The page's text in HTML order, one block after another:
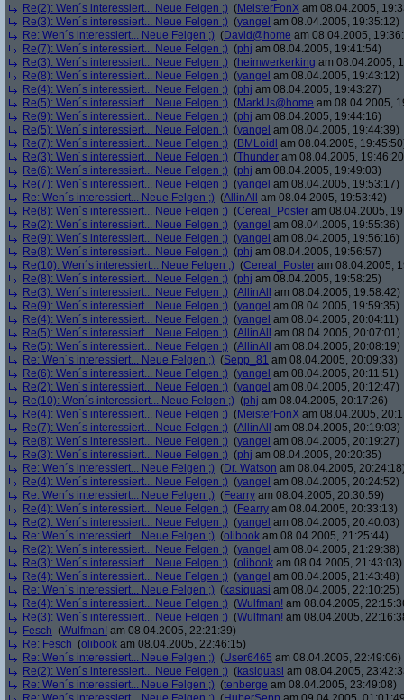
Re(2): Wen´s interessiert... Neue Felgen ;) (MeisterFonX am 08.04.2005,
Re(3): Wen´s interessiert... Neue Felgen ;) (yangel am 08.04.2005, 19:35:12)
Re: Wen´s interessiert... Neue Felgen ;) (David@home am 08.04.2005,
Re(7): Wen´s interessiert... Neue Felgen ;) (phj am 08.04.2005, 19:41:54)
Re(3): Wen´s interessiert... Neue Felgen ;) (heimwerkerking am 08.04.2005,
Re(8): Wen´s interessiert... Neue Felgen ;) (yangel am 08.04.2005, 19:43:12)
Re(4): Wen´s interessiert... Neue Felgen ;) (phj am 08.04.2005, 19:43:27)
Re(5): Wen´s interessiert... Neue Felgen ;) (MarkUs@home am 08.04.2005,
Re(9): Wen´s interessiert... Neue Felgen ;) (phj am 08.04.2005, 19:44:16)
Re(5): Wen´s interessiert... Neue Felgen ;) (yangel am 08.04.2005, 19:44:39)
Re(7): Wen´s interessiert... Neue Felgen ;) (BMLoidl am 08.04.2005,
Re(3): Wen´s interessiert... Neue Felgen ;) (Thunder am 08.04.2005,
Re(6): Wen´s interessiert... Neue Felgen ;) (phj am 08.04.2005, 19:49:03)
Re(7): Wen´s interessiert... Neue Felgen ;) (yangel am 08.04.2005, 19:53:17)
Re: Wen´s interessiert... Neue Felgen ;) (AllinAll
am 08.04.2005, 19:53:42)
Re(8): Wen´s interessiert... Neue Felgen ;) (Cereal_Poster am 08.04.2005,
Re(2): Wen´s interessiert... Neue Felgen ;) (yangel am 08.04.2005, 19:55:36)
Re(9): Wen´s interessiert... Neue Felgen ;) (yangel am 08.04.2005, 19:56:16)
Re(8): Wen´s interessiert... Neue Felgen ;) (phj am 08.04.2005, 19:56:57)
Re(10): Wen´s interessiert... Neue Felgen ;) (Cereal_Poster am 08.04.2005,
Re(8): Wen´s interessiert... Neue Felgen ;) (phj am 08.04.2005, 19:58:25)
Re(3): Wen´s interessiert... Neue Felgen ;) (AllinAll
am 08.04.2005, 19:58:42)
Re(9): Wen´s interessiert... Neue Felgen ;) (yangel am 08.04.2005, 19:59:35)
Re(4): Wen´s interessiert... Neue Felgen ;) (yangel am 08.04.2005, 20:04:11)
Re(5): Wen´s interessiert... Neue Felgen ;) (AllinAll
am 08.04.2005, 20:07:01)
Re(5): Wen´s interessiert... Neue Felgen ;) (AllinAll
am 08.04.2005, 20:08:19)
Re: Wen´s interessiert... Neue Felgen ;) (Sepp_81 am 08.04.2005, 20:09:33)
Re(6): Wen´s interessiert... Neue Felgen ;) (yangel am 08.04.2005, 20:11:51)
Re(2): Wen´s interessiert... Neue Felgen ;) (yangel am 08.04.2005, 20:12:47)
Re(10): Wen´s interessiert... Neue Felgen ;) (phj am 08.04.2005, 20:17:26)
Re(4): Wen´s interessiert... Neue Felgen ;) (MeisterFonX am 08.04.2005,
Re(7): Wen´s interessiert... Neue Felgen ;) (AllinAll
am 08.04.2005, 20:19:03)
Re(8): Wen´s interessiert... Neue Felgen ;) (yangel am 08.04.2005, 20:19:27)
Re(3): Wen´s interessiert... Neue Felgen ;) (phj am 08.04.2005, 20:20:35)
Re: Wen´s interessiert... Neue Felgen ;) (Dr. Watson am 08.04.2005,
Re(4): Wen´s interessiert... Neue Felgen ;) (yangel am 08.04.2005, 20:24:52)
Re: Wen´s interessiert... Neue Felgen ;) (Fearry am 08.04.2005, 20:30:59)
Re(4): Wen´s interessiert... Neue Felgen ;) (Fearry am 08.04.2005, 20:33:13)
Re(2): Wen´s interessiert... Neue Felgen ;) (yangel am 08.04.2005, 20:40:03)
Re: Wen´s interessiert... Neue Felgen ;) (olibook am 08.04.2005, 21:25:44)
Re(2): Wen´s interessiert... Neue Felgen ;) (yangel am 08.04.2005, 21:29:38)
Re(3): Wen´s interessiert... Neue Felgen ;) (olibook am 08.04.2005, 21:43:03)
Re(4): Wen´s interessiert... Neue Felgen ;) (yangel am 08.04.2005, 21:43:48)
Re: Wen´s interessiert... Neue Felgen ;) (kasiquasi am 08.04.2005, 22:10:25)
Re(4): Wen´s interessiert... Neue Felgen ;) (Wulfman! am 08.04.2005,
Re(3): Wen´s interessiert... Neue Felgen ;) (Wulfman! am 08.04.2005,
Fesch (Wulfman! am 08.04.2005, 22:21:39)
Re: Fesch (olibook am 08.04.2005, 22:46:15)
Re: Wen´s interessiert... Neue Felgen ;) (User6465 am 08.04.2005, 22:49:06)
Re(2): Wen´s interessiert... Neue Felgen ;) (kasiquasi am 08.04.2005,
Re: Wen´s interessiert... Neue Felgen ;) (tenberge am 08.04.2005, 23:49:08)